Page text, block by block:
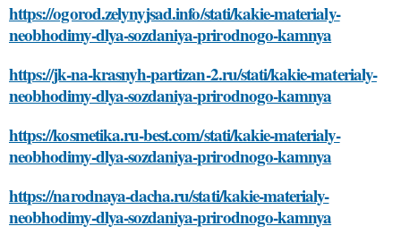
https://ogorod.zelynyjsad.info/stati/kakie-materialy-
neobhodimy-dlya-sozdaniya-prirodnogo-kamnya
https://jk-na-krasnyh-partizan-2.ru/stati/kakie-materialy-
neobhodimy-dlya-sozdaniya-prirodnogo-kamnya
https://kosmetika.ru-best.com/stati/kakie-materialy-
neobhodimy-dlya-sozdaniya-prirodnogo-kamnya
https://narodnaya-dacha.ru/stati/kakie-materialy-
neobhodimy-dlya-sozdaniya-prirodnogo-kamnya